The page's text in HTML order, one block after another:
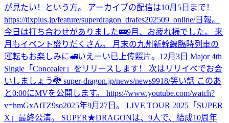
が見たい！という方。 アーカイブの配信は10月5日まで！
https://tixplus.jp/feature/superdragon_drafes202509_online/日報。
今日は打ち合わせがありました🚃9月、お疲れ様でした。 来
月もイベント盛りだくさん。 月末の九州新幹線臨時列車の
運転もお楽しみに🚅いえーい已上传照片。 12月3日 Major 4th
Single「Concealer」をリリースします！ 次はリリイベでお会
いしましょう🐉 super-dragon.jp/news/news9918/笑い話 このあ
と0:00にMVを公開します。 https://www.youtube.com/watch?
v=hmGxAiTZ9so2025年9月27日。 LIVE TOUR 2025「SUPER
X」最終公演。 SUPER★DRAGONは、9人で、結成10周年